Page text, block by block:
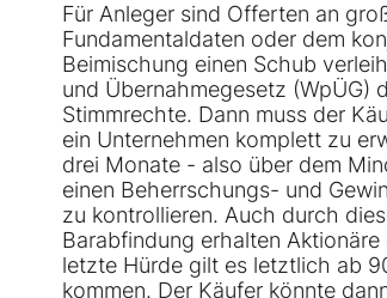
Für Anleger sind Offerten an
Fundamentaldaten oder dem
Beimischung einen Schub
und Übernahmegesetz (WpÜG)
Stimmrechte. Dann muss der
ein Unternehmen komplett zu
drei Monate - also über dem
einen Beherrschungs- und
zu kontrollieren. Auch durch
Barabfindung erhalten
letzte Hürde gilt es letztlich ab
kommen. Der Käufer könnte